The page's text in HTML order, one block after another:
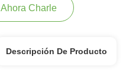
Ahora Charle
Descripción De Producto